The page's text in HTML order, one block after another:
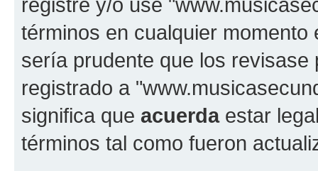
términos en cualquier
sería prudente que los
registrado a
significa que acuerdaestar
términos tal como fueron